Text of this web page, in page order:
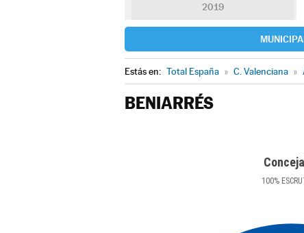
2019
Estás en: Total España » C. Valenciana »
BENIARRÉS
100%